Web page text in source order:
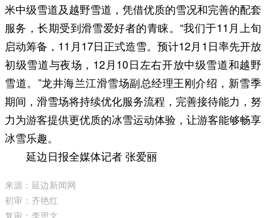
米中级雪道及越野雪道，凭借优质的雪况和完善的配套
服务，长期受到滑雪爱好者的青睐。“我们于11月上旬
启动筹备，11月17日正式造雪。预计12月1日率先开放
初级雪道与夜场，12月10日左右开放中级雪道和越野
雪道。”龙井海兰江滑雪场副总经理王刚介绍，新雪季
期间，滑雪场将持续优化服务流程，完善接待能力，努
力为游客提供更优质的冰雪运动体验，让游客能够畅享
冰雪乐趣。
延边日报全媒体记者 张爱丽
来源：延边新闻网
初审：齐艳红
复审：李思文